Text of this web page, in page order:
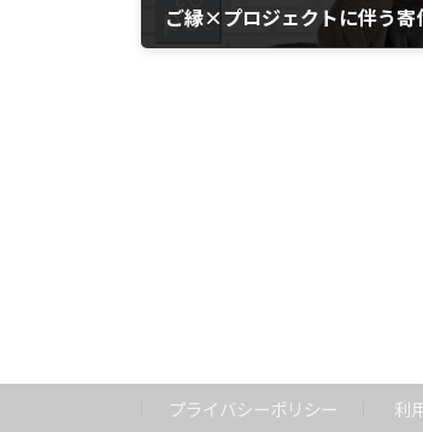
ご縁×プロジェクトに伴う
プライバシーポリシー 利